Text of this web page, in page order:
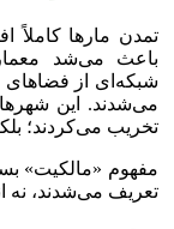
تمدن مار‌ها کاملاً
باعث می‌شد
شبکه‌ای از فضا‌های
می‌شدند. این
تخریب می‌کردند؛
مفهوم «مالکیت»
تعریف می‌شدند، نه